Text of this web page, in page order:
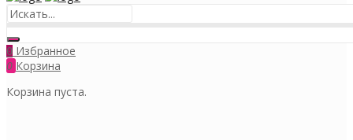
0 Избранное
0 Корзина
Корзина пуста.